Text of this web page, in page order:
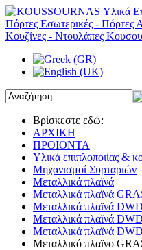
Βρίσκεστε εδώ:
ΑΡΧΙΚΗ
ΠΡΟΙΟΝΤΑ
Υλικά επιπλοποιίας &
Μηχανισμοί Συρταριών
Μεταλλικά πλαϊνά
Μεταλλικά πλαϊνά
Μεταλλικά πλαϊνά
Μεταλλικά πλαϊνά
Μεταλλικά πλαϊνά
Μεταλλικό πλαϊνο